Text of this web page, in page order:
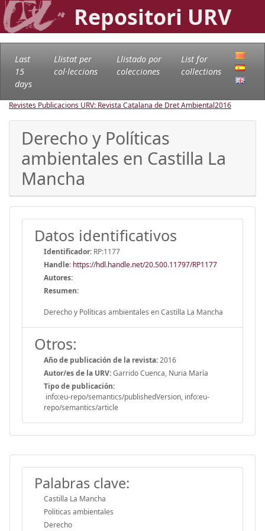
Repositori URV
Last
15
days
Llistat per
col·leccions
Llistado por
colecciones
List for
collections
Revistes Publicacions URV: Revista Catalana de Dret Ambiental2016
Derecho y Políticas
ambientales en Castilla La
Mancha
Datos identificativos
Identificador: RP:1177
Handle: https://hdl.handle.net/20.500.11797/RP1177
Autores:
Resumen:
Derecho y Políticas ambientales en Castilla La Mancha
Otros:
Año de publicación de la revista:2016
Autor/es de la URV:Garrido Cuenca, Nuria María
Tipo de publicación:
info:eu-repo/semantics/publishedVersion, info:eu-
repo/semantics/article
Palabras clave:
Castilla La Mancha
Politicas ambientales
Derecho